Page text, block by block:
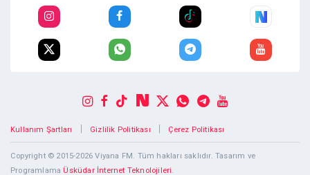
Kullanım Şartları Gizlilik Politikası Çerez Politikası
Copyright © 2015-2026 Viyana FM. Tüm hakları saklıdır. Tasarım ve
Programlama Üsküdar İnternet Teknolojileri.